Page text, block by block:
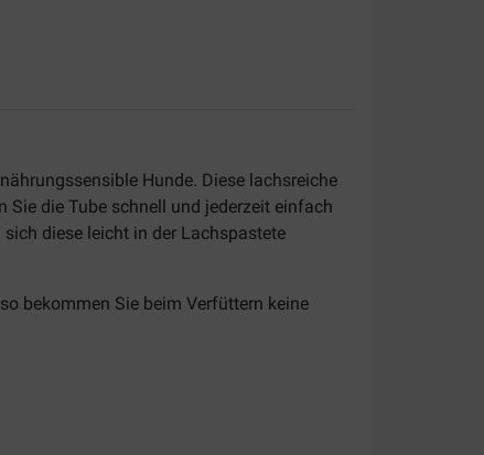
Hunde. Diese lachsreiche
Sie die Tube schnell und jederzeit einfach
diese leicht in der Lachspastete
bekommen Sie beim Verfüttern keine